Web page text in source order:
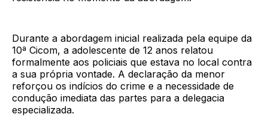
Durante a abordagem inicial realizada pela equipe da
10ª Cicom, a adolescente de 12 anos relatou
formalmente aos policiais que estava no local contra
a sua própria vontade. A declaração da menor
reforçou os indícios do crime e a necessidade de
condução imediata das partes para a delegacia
especializada.